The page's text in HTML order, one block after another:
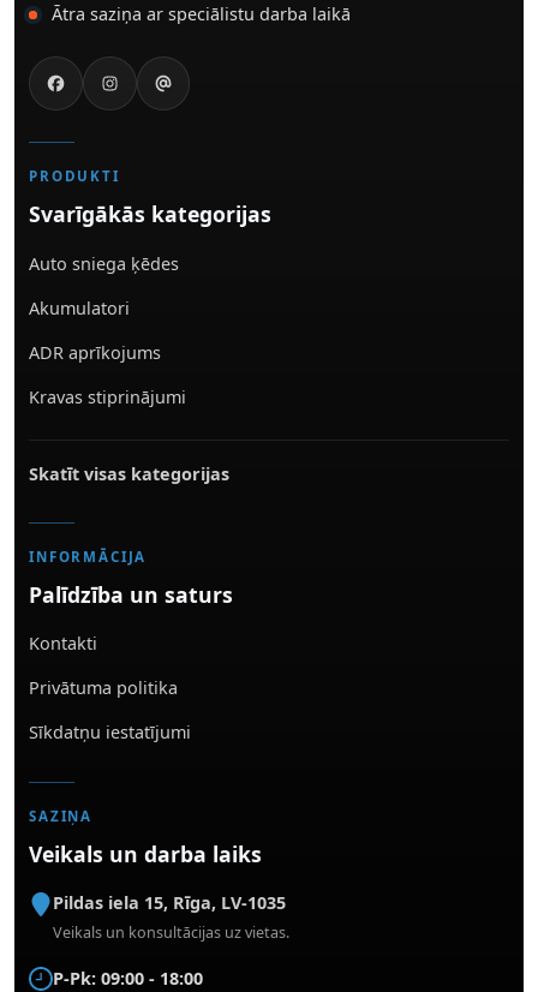
Ātra saziņa ar speciālistu darba laikā
PRODUKTI
Svarīgākās kategorijas
Auto sniega ķēdes
Akumulatori
ADR aprīkojums
Kravas stiprinājumi
Skatīt visas kategorijas
INFORMĀCIJA
Palīdzība un saturs
Kontakti
Privātuma politika
Sīkdatņu iestatījumi
SAZIŅA
Veikals un darba laiks
Pildas iela 15, Rīga, LV-1035
Veikals un konsultācijas uz vietas.
P-Pk: 09:00 - 18:00